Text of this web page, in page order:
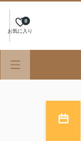
お気に入り
0